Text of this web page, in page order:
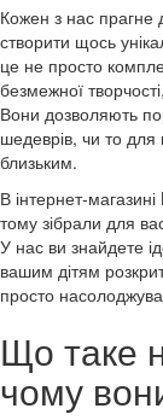
Кожен з нас прагне
створити щось
це не просто
безмежної
Вони дозволяють
шедеврів, чи то
близьким.
В інтернет-
тому зібрали для
У нас ви знайдете
вашим дітям
просто
Що таке
чому